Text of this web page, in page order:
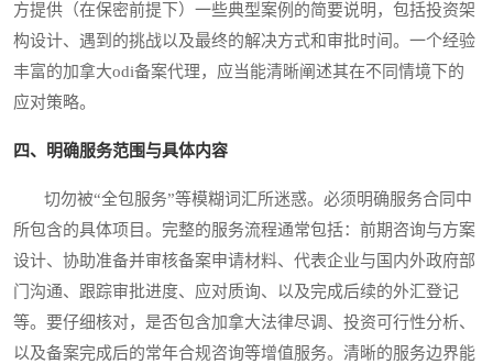
方提供（在保密前提下）一些典型案例的简要说明，包括投资架
构设计、遇到的挑战以及最终的解决方式和审批时间。一个经验
丰富的加拿大odi备案代理，应当能清晰阐述其在不同情境下的
应对策略。
四、明确服务范围与具体内容
切勿被“全包服务”等模糊词汇所迷惑。必须明确服务合同中
所包含的具体项目。完整的服务流程通常包括：前期咨询与方案
设计、协助准备并审核备案申请材料、代表企业与国内外政府部
门沟通、跟踪审批进度、应对质询、以及完成后续的外汇登记
等。要仔细核对，是否包含加拿大法律尽调、投资可行性分析、
以及备案完成后的常年合规咨询等增值服务。清晰的服务边界能